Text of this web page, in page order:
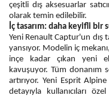
çeşitli dış aksesuarlar
olarak temin edilebilir.
İç tasarım: daha keyifli bir
Yeni Renault Captur'un dış
yansıyor. Modelin iç
inçe kadar çıkan yeni
kavuşuyor. Tüm donanım
artırıyor. Yeni Esprit
detayıyla kullanıcıları